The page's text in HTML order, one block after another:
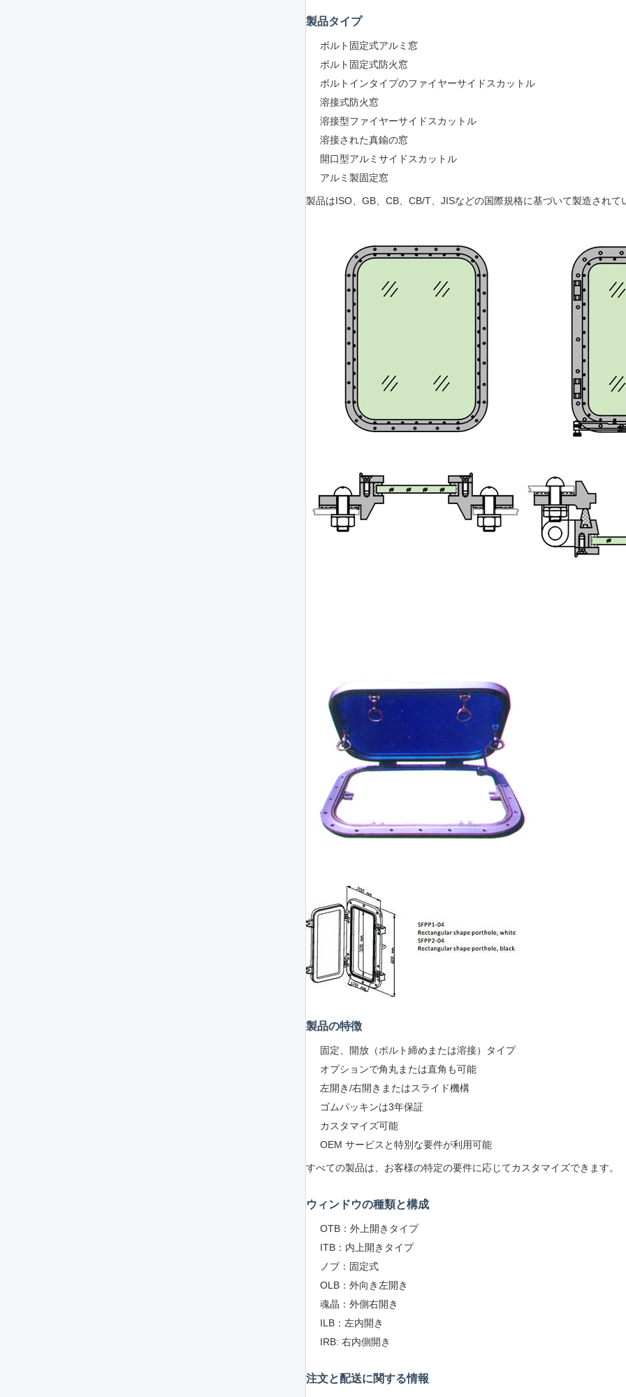
製品タイプ
ボルト固定式アルミ窓
ボルト固定式防火窓
ボルトインタイプのファイヤーサイドスカットル
溶接式防火窓
溶接型ファイヤーサイドスカットル
溶接された真鍮の窓
開口型アルミサイドスカットル
アルミ製固定窓
製品はISO、GB、CB、CB/T、JISなどの国際規格に基づいて製造されて
製品の特徴
固定、開放（ボルト締めまたは溶接）タイプ
オプションで角丸または直角も可能
左開き/右開きまたはスライド機構
ゴムパッキンは3年保証
カスタマイズ可能
OEM サービスと特別な要件が利用可能
すべての製品は、お客様の特定の要件に応じてカスタマイズできます。
ウィンドウの種類と構成
OTB：外上開きタイプ
ITB：内上開きタイプ
ノブ：固定式
OLB：外向き左開き
魂晶：外側右開き
ILB：左内開き
IRB: 右内側開き
注文と配送に関する情報